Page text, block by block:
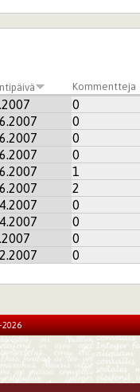
Kommentteja
0
0
0
0
1
2
0
0
0
0